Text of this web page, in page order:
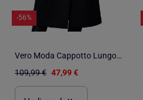
-56%
Vero Moda Cappotto Lungo da Donna
109,99 € 47,99 €